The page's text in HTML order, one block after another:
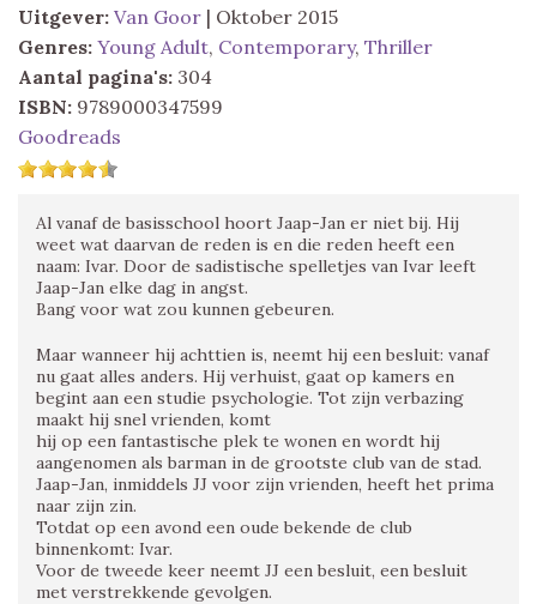
Uitgever: Van Goor | Oktober 2015
Genres: Young Adult, Contemporary, Thriller
Aantal pagina's: 304
ISBN: 9789000347599
Goodreads
Al vanaf de basisschool hoort Jaap-Jan er niet bij. Hij
weet wat daarvan de reden is en die reden heeft een
naam: Ivar. Door de sadistische spelletjes van Ivar leeft
Jaap-Jan elke dag in angst.
Bang voor wat zou kunnen gebeuren.
Maar wanneer hij achttien is, neemt hij een besluit: vanaf
nu gaat alles anders. Hij verhuist, gaat op kamers en
begint aan een studie psychologie. Tot zijn verbazing
maakt hij snel vrienden, komt
hij op een fantastische plek te wonen en wordt hij
aangenomen als barman in de grootste club van de stad.
Jaap-Jan, inmiddels JJ voor zijn vrienden, heeft het prima
naar zijn zin.
Totdat op een avond een oude bekende de club
binnenkomt: Ivar.
Voor de tweede keer neemt JJ een besluit, een besluit
met verstrekkende gevolgen.